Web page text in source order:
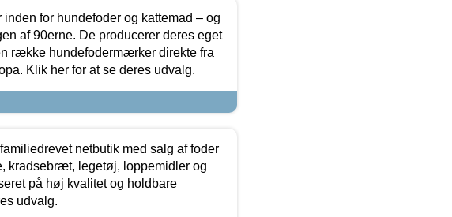
for hundefoder og kattemad – og
af 90erne. De producerer deres eget
række hundefodermærker direkte fra
Klik her for at se deres udvalg.
netbutik med salg af foder
kradsebræt, legetøj, loppemidler og
på høj kvalitet og holdbare
udvalg.